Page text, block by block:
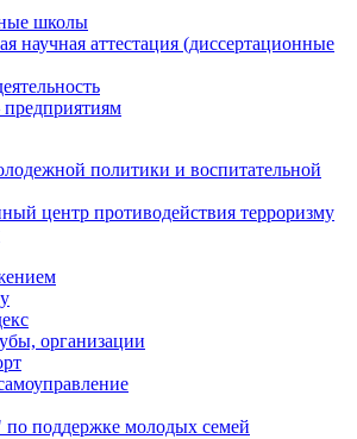
школы
научная аттестация (диссертационные
предприятиям
политики и воспитательной
центр противодействия терроризму
организации
поддержке молодых семей